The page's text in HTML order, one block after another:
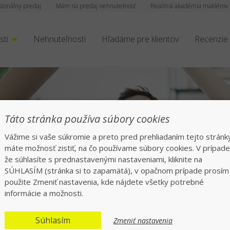
Realitná akadémia maklérov
Mám na predaj nehnuteľnosť
predaj
Nehnuteľnosti Hľadáme pre klientov Recenzie
v
spokojných klientov po celom
Táto stránka používa súbory cookies
Vážime si vaše súkromie a preto pred prehliadaním tejto
máte možnosť zistiť, na čo používame súbory cookies. V
že súhlasíte s prednastavenými nastaveniami, kliknite na
SÚHLASÍM (stránka si to zapamätá), v opačnom prípade prosím
použite Zmeniť nastavenia, kde nájdete všetky potrebné
informácie a možnosti.
Súhlasím Zmeniť nastavenia